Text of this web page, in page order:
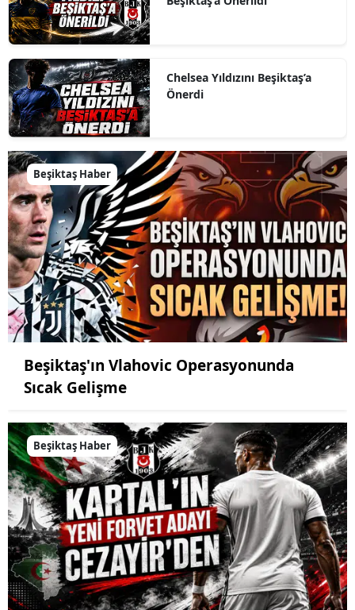
Chelsea Yıldızını Beşiktaş’a
Önerdi
Beşiktaş Haber
Beşiktaş'ın Vlahovic Operasyonunda
Sıcak Gelişme
Beşiktaş Haber